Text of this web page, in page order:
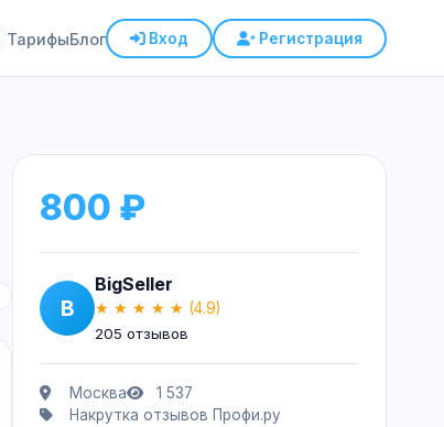
ТарифыБлог Вход Регистрация
800 ₽
B
BigSeller
★ ★ ★ ★ ★ (4.9)
205 отзывов
Москва
1 537
Накрутка отзывов Профи.ру